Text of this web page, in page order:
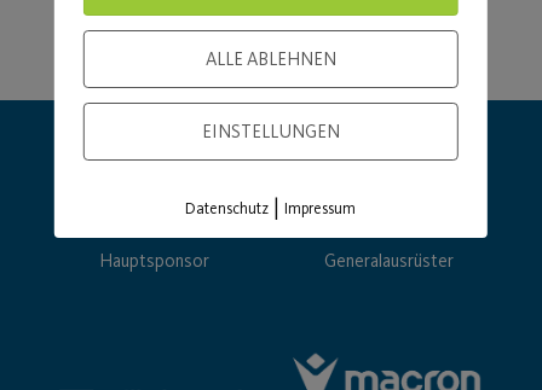
Hauptsponsor Generalausrüster
ALLE ABLEHNEN
EINSTELLUNGEN
Datenschutz |Impressum